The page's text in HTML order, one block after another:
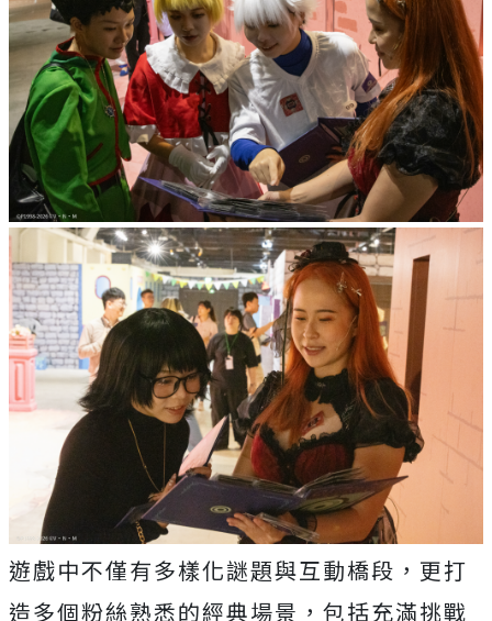
遊戲中不僅有多樣化謎題與互動橋段，更打
造多個粉絲熟悉的經典場景，包括充滿挑戰